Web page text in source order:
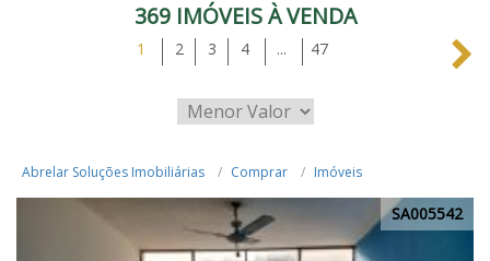
369 IMÓVEIS À VENDA
1 2 3 4 ... 47
Abrelar Soluções Imobiliárias Comprar Imóveis
SA005542